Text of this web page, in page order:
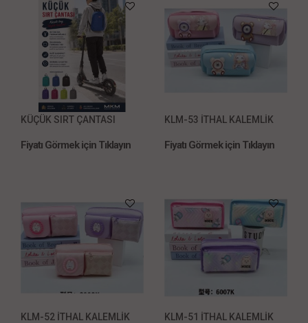
KÜÇÜK SIRT ÇANTASI
Fiyatı Görmek için Tıklayın
KLM-53 İTHAL KALEMLİK
Fiyatı Görmek için Tıklayın
KLM-52 İTHAL KALEMLİK KLM-51 İTHAL KALEMLİK